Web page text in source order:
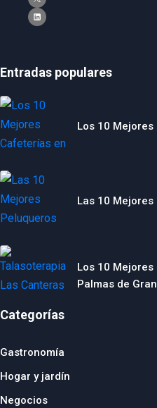
Entradas populares
Los 10
Las 10 Mejores
Los 10
Palmas de
Categorías
Gastronomía
Hogar y jardín
Negocios